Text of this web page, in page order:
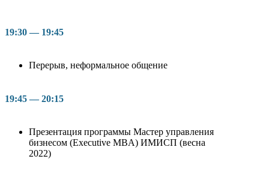
19:30 — 19:45
Перерыв, неформальное общение
19:45 — 20:15
Презентация программы Мастер управления
бизнесом (Executive MBA) ИМИСП (весна
2022)